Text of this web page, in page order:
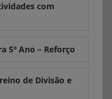
com
5º Ano – Reforço
de Divisão e